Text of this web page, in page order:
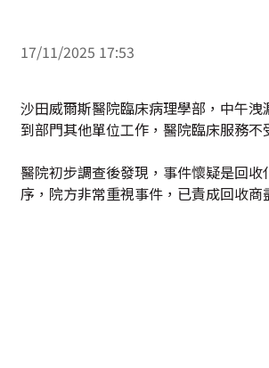
17/11/2025 17:53
沙田威爾斯醫院臨床病理學部，中午
到部門其他單位工作，醫院臨床服務
醫院初步調查後發現，事件懷疑是回
序，院方非常重視事件，已責成回收